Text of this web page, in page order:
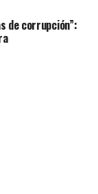
de corrupción”: